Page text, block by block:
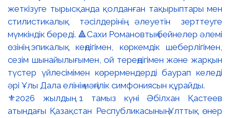
⚜️2026 жылдың 1 тамыз күні Әбілхан Қастеев
атындағы Қазақстан Республикасының Ұлттық өнер